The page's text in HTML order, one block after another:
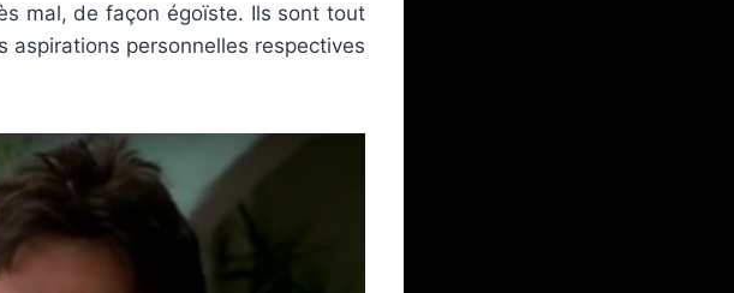
mal, de façon égoïste. Ils sont tout
aspirations personnelles respectives